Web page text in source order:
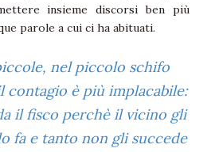
insieme discorsi ben più
parole a cui ci ha abituati.
nel piccolo schifo
contagio è più implacabile:
il fisco perchè il vicino gli
fa e tanto non gli succede